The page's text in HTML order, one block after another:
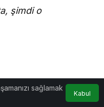
şimdi o
Céline ’in,
sağlamak
Kabul